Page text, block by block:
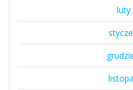
luty